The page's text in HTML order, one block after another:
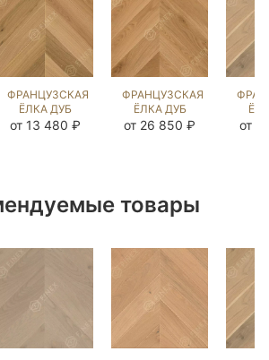
ФРАНЦУЗСКАЯ
ЁЛКА ДУБ
КАННА
от 13 480 ₽
ФРАНЦУЗСКАЯ
ЁЛКА ДУБ
НАТУРАЛЬНЫЙ
от 26 850 ₽ от
товары